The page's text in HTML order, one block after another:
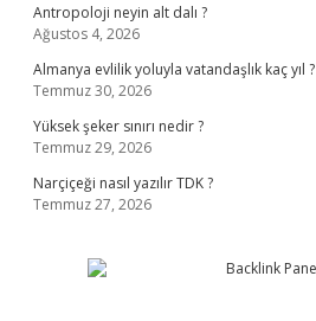
Antropoloji neyin alt dalı ?
Ağustos 4, 2026
Almanya evlilik yoluyla vatandaşlık kaç yıl ?
Temmuz 30, 2026
Yüksek şeker sınırı nedir ?
Temmuz 29, 2026
Narçiçeği nasıl yazılır TDK ?
Temmuz 27, 2026